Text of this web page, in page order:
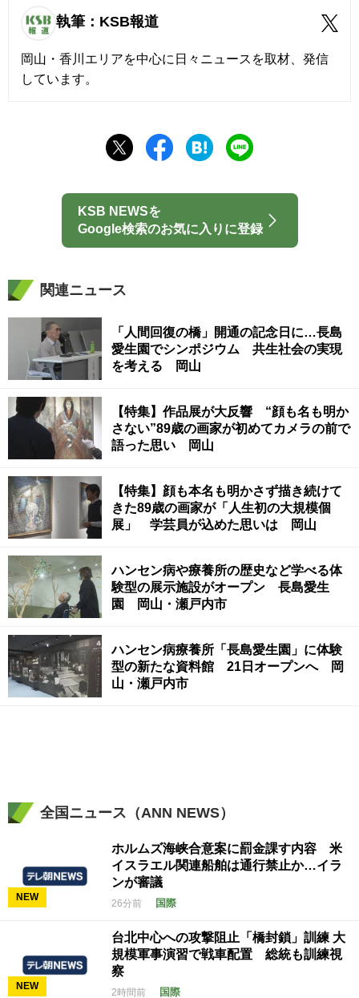
執筆：KSB報道
岡山・香川エリアを中心に日々ニュースを取材、発信
しています。
KSB NEWSを
Google検索のお気に入りに登録
関連ニュース
「人間回復の橋」開通の記念日に…長島
愛生園でシンポジウム 共生社会の実現
を考える 岡山
【特集】作品展が大反響 “顔も名も明か
さない”89歳の画家が初めてカメラの前で
語った思い 岡山
【特集】顔も本名も明かさず描き続けて
きた89歳の画家が「人生初の大規模個
展」 学芸員が込めた思いは 岡山
ハンセン病や療養所の歴史など学べる体
験型の展示施設がオープン 長島愛生
園 岡山・瀬戸内市
ハンセン病療養所「長島愛生園」に体験
型の新たな資料館 21日オープンへ 岡
山・瀬戸内市
全国ニュース（ANN NEWS）
NEW
ホルムズ海峡合意案に罰金課す内容 米
イスラエル関連船舶は通行禁止か…イラ
ンが審議
26分前 国際
NEW
台北中心への攻撃阻止「橋封鎖」訓練 大
規模軍事演習で戦車配置 総統も訓練視
察
2時間前 国際